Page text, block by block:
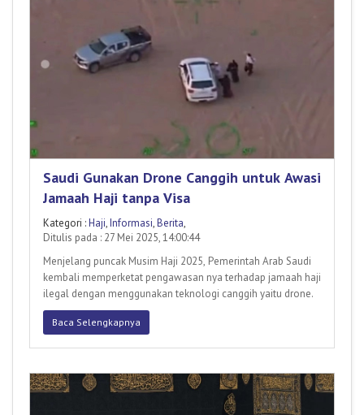
Saudi Gunakan Drone Canggih untuk Awasi
Jamaah Haji tanpa Visa
Kategori :Haji,Informasi,Berita,
Ditulis pada : 27 Mei 2025, 14:00:44
Menjelang puncak Musim Haji 2025, Pemerintah Arab Saudi
kembali memperketat pengawasan nya terhadap jamaah haji
ilegal dengan menggunakan teknologi canggih yaitu drone.
Baca Selengkapnya